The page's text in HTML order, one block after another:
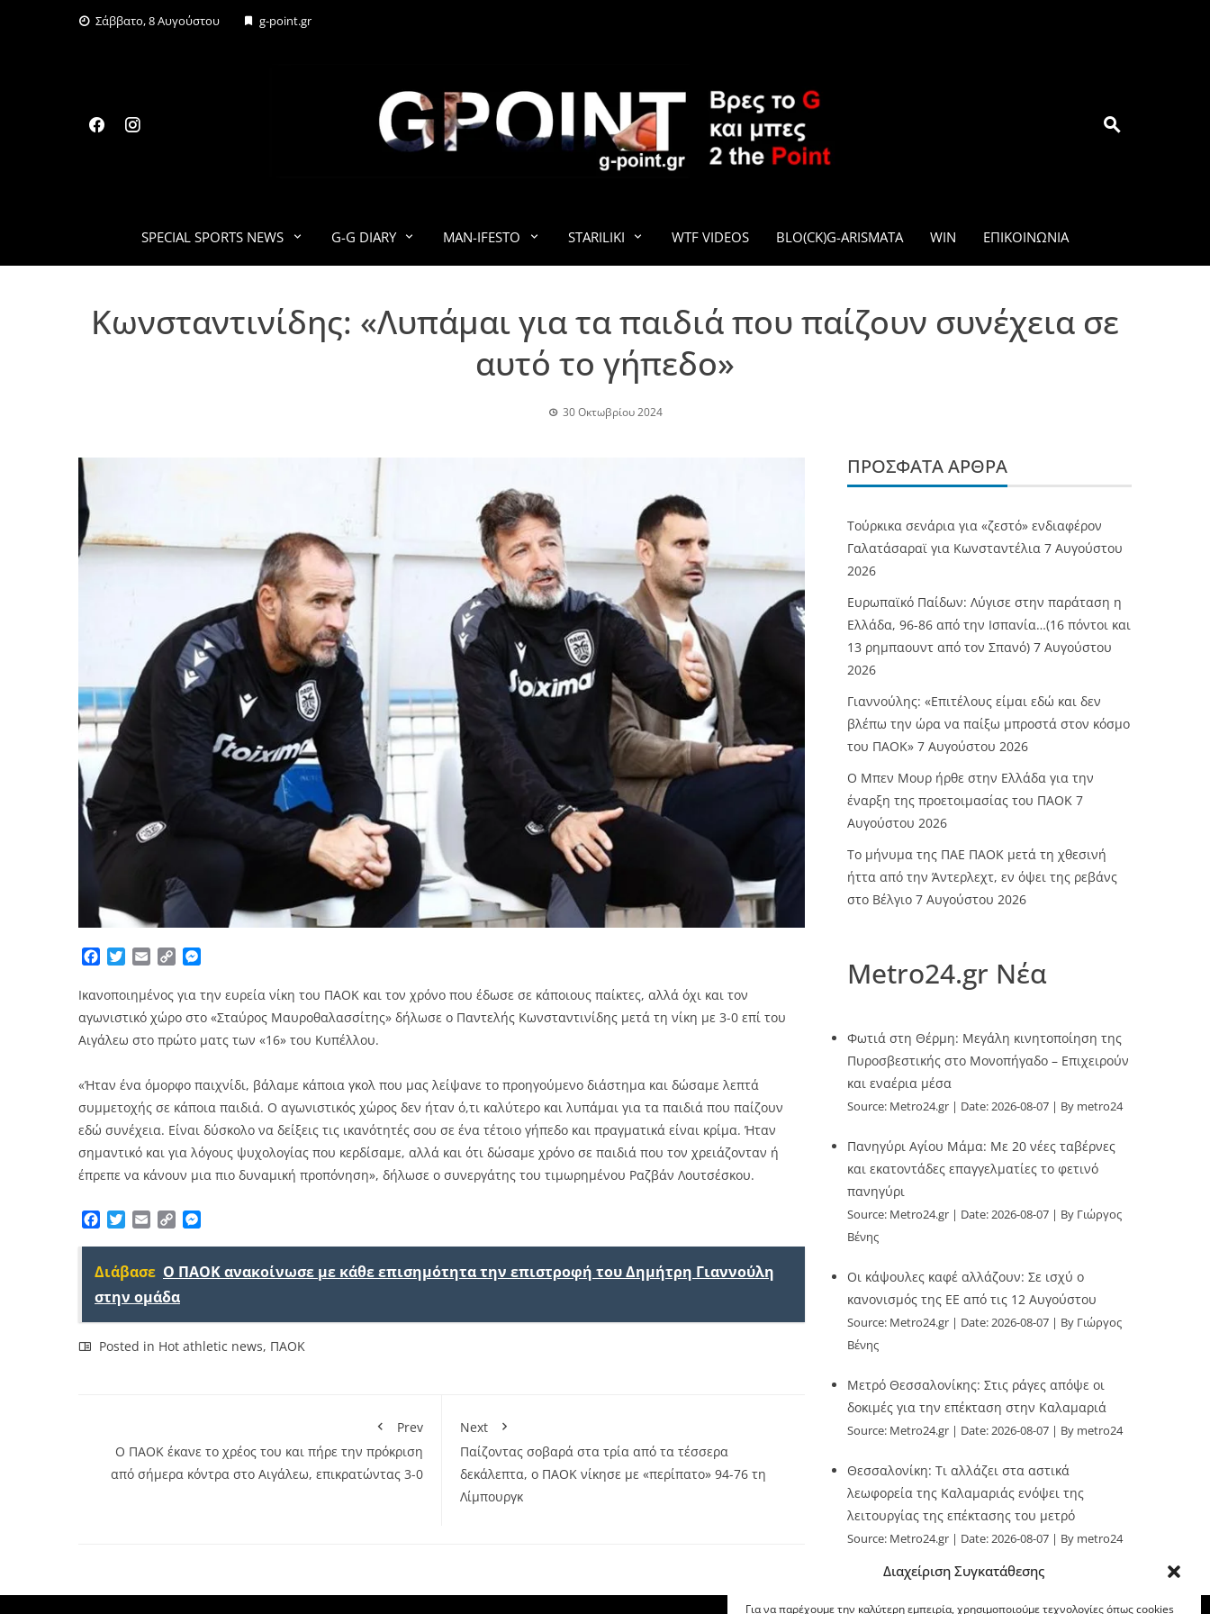
Διαχείριση Συγκατάθεσης
Για να παρέχουμε την καλύτερη εμπειρία, χρησιμοποιούμε τεχνολογίες όπως cookies
Σάββατο, 8 Αυγούστου g-point.gr
G-POINT.GR
SPECIAL SPORTS NEWS G-G DIARY MAN-IFESTO STARILIKI WTF VIDEOS BLO(CK)G-ARISMATA WIN ΕΠΙΚΟΙΝΩΝΊΑ
Κωνσταντινίδης: «Λυπάμαι για τα παιδιά που παίζουν συνέχεια σε
αυτό το γήπεδο»
30 Οκτωβρίου 2024
Facebook
TwitterEmailCopy
Ικανοποιημένος για την ευρεία νίκη του ΠΑΟΚ και τον χρόνο που έδωσε σε κάποιους παίκτες, αλλά όχι και τον
αγωνιστικό χώρο στο «Σταύρος Μαυροθαλασσίτης» δήλωσε ο Παντελής Κωνσταντινίδης μετά τη νίκη με 3-0 επί του
Αιγάλεω στο πρώτο ματς των «16» του Κυπέλλου.
«Ήταν ένα όμορφο παιχνίδι, βάλαμε κάποια γκολ που μας λείψανε το προηγούμενο διάστημα και δώσαμε λεπτά
συμμετοχής σε κάποια παιδιά. Ο αγωνιστικός χώρος δεν ήταν ό,τι καλύτερο και λυπάμαι για τα παιδιά που παίζουν
εδώ συνέχεια. Είναι δύσκολο να δείξεις τις ικανότητές σου σε ένα τέτοιο γήπεδο και πραγματικά είναι κρίμα. Ήταν
σημαντικό και για λόγους ψυχολογίας που κερδίσαμε, αλλά και ότι δώσαμε χρόνο σε παιδιά που τον χρειάζονταν ή
έπρεπε να κάνουν μια πιο δυναμική προπόνηση», δήλωσε ο συνεργάτης του τιμωρημένου Ραζβάν Λουτσέσκου.
Facebook
TwitterEmailCopy
Διάβασε Ο ΠΑΟΚ ανακοίνωσε με κάθε επισημότητα την επιστροφή του Δημήτρη Γιαννούλη
στην ομάδα
Posted in Hot athletic news, ΠΑΟΚ
Prev
Ο ΠΑΟΚ έκανε το χρέος του και πήρε την πρόκριση
από σήμερα κόντρα στο Αιγάλεω, επικρατώντας 3-0
Next
Παίζοντας σοβαρά στα τρία από τα τέσσερα
δεκάλεπτα, ο ΠΑΟΚ νίκησε με «περίπατο» 94-76 τη
Λίμπουργκ
ΠΡΌΣΦΑΤΑ ΆΡΘΡΑ
Τούρκικα σενάρια για «ζεστό» ενδιαφέρον
Γαλατάσαραϊ για Κωνσταντέλια 7 Αυγούστου
2026
Ευρωπαϊκό Παίδων: Λύγισε στην παράταση η
Ελλάδα, 96-86 από την Ισπανία…(16 πόντοι και
13 ρημπαουντ από τον Σπανό) 7 Αυγούστου
2026
Γιαννούλης: «Επιτέλους είμαι εδώ και δεν
βλέπω την ώρα να παίξω μπροστά στον κόσμο
του ΠΑΟΚ» 7 Αυγούστου 2026
O Mπεν Μουρ ήρθε στην Ελλάδα για την
έναρξη της προετοιμασίας του ΠΑΟΚ 7
Αυγούστου 2026
Το μήνυμα της ΠΑΕ ΠΑΟΚ μετά τη χθεσινή
ήττα από την Άντερλεχτ, εν όψει της ρεβάνς
στο Βέλγιο 7 Αυγούστου 2026
Metro24.gr Νέα
Φωτιά στη Θέρμη: Μεγάλη κινητοποίηση της
Πυροσβεστικής στο Μονοπήγαδο – Επιχειρούν
και εναέρια μέσα
Source: Metro24.gr Date: 2026-08-07 By metro24
Πανηγύρι Αγίου Μάμα: Με 20 νέες ταβέρνες
και εκατοντάδες επαγγελματίες το φετινό
πανηγύρι
Source: Metro24.gr Date: 2026-08-07
By Γιώργος
Βένης
Οι κάψουλες καφέ αλλάζουν: Σε ισχύ ο
κανονισμός της ΕΕ από τις 12 Αυγούστου
Source: Metro24.gr Date: 2026-08-07
By Γιώργος
Βένης
Μετρό Θεσσαλονίκης: Στις ράγες απόψε οι
δοκιμές για την επέκταση στην Καλαμαριά
Source: Metro24.gr Date: 2026-08-07 By metro24
Θεσσαλονίκη: Τι αλλάζει στα αστικά
λεωφορεία της Καλαμαριάς ενόψει της
λειτουργίας της επέκτασης του μετρό
Source: Metro24.gr Date: 2026-08-07 By metro24